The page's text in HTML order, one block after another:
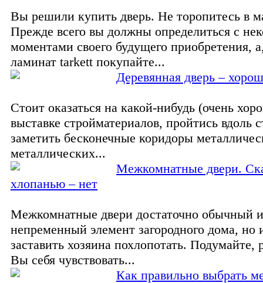
Вы решили купить дверь. Не торопитесь в
Прежде всего вы должны определиться с
моментами своего будущего приобретения,
ламинат tarkett покупайте...
Деревянная дверь –
Стоит оказаться на какой-нибудь (очень
выставке стройматериалов, пройтись вдоль
заметить бесконечные коридоры
металлических...
Межкомнатные двери.
хлопанью – нет
Межкомнатные двери достаточно обычный и
непременный элемент загородного дома, но
заставить хозяина похлопотать. Подумайте,
Вы себя чувствовать...
Как правильно выбрать